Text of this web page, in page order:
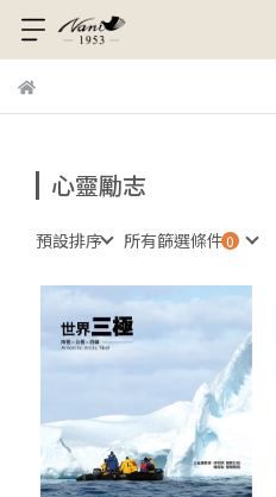
心靈勵志
預設排序 所有篩選條件